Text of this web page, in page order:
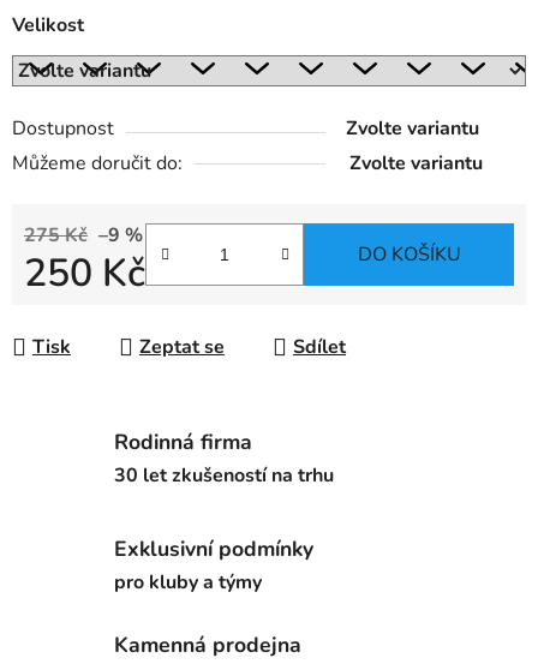
Velikost
Dostupnost
Zvolte variantu
Můžeme doručit do:
Zvolte variantu
275 Kč –9 %
250 Kč DO KOŠÍKU
Tisk Zeptat se Sdílet
Rodinná firma
30 let zkušeností na trhu
Exklusivní podmínky
pro kluby a týmy
Kamenná prodejna